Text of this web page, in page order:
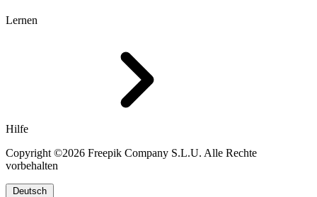
Lernen
Hilfe
Copyright ©2026 Freepik Company S.L.U. Alle Rechte
vorbehalten
Deutsch